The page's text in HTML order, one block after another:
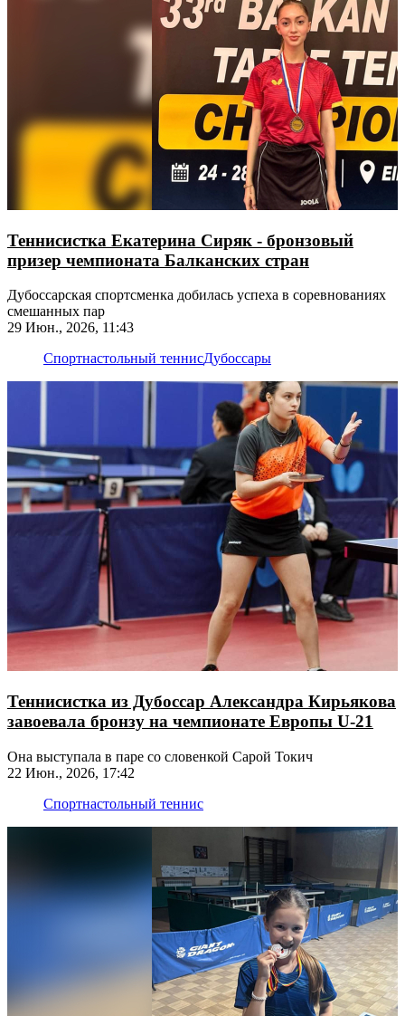
Теннисистка Екатерина Сиряк - бронзовый
призер чемпионата Балканских стран
Дубоссарская спортсменка добилась успеха в соревнованиях
смешанных пар
29 Июн., 2026, 11:43
Спортнастольный теннисДубоссары
Теннисистка из Дубоссар Александра Кирьякова
завоевала бронзу на чемпионате Европы U-21
Она выступала в паре со словенкой Сарой Токич
22 Июн., 2026, 17:42
Спортнастольный теннис